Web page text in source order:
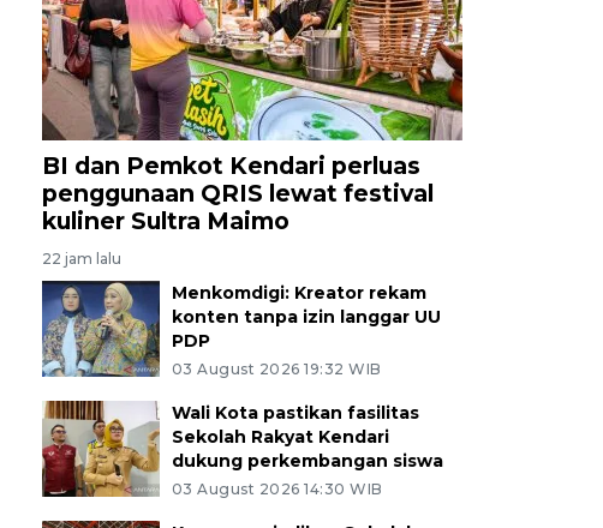
BI dan Pemkot Kendari perluas
penggunaan QRIS lewat festival
kuliner Sultra Maimo
22 jam lalu
Menkomdigi: Kreator rekam
konten tanpa izin langgar UU
PDP
03 August 2026 19:32 WIB
Wali Kota pastikan fasilitas
Sekolah Rakyat Kendari
dukung perkembangan siswa
03 August 2026 14:30 WIB